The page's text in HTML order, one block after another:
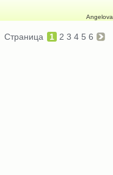
Angelova
Страница 1 2 3 4 5 6